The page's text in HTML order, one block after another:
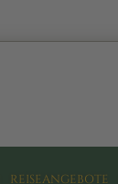
REISEANGEBOTE